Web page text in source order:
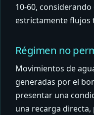
10-60,
estrictamente flujos
Régimen no
Movimientos de
generadas por el
presentar una
una recarga